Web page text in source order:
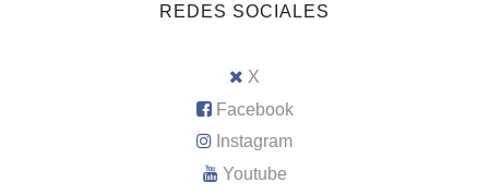
REDES SOCIALES
X
Facebook
Instagram
Youtube